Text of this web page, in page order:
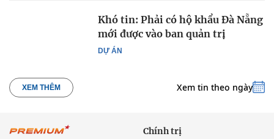
DỰ ÁN
Khó tin: Phải có hộ khẩu Đà Nẵng
mới được vào ban quản trị
XEM THÊM Xem tin theo ngày
Chính trị